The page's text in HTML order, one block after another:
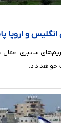
انگلیس و
سایبری
خواهد داد.